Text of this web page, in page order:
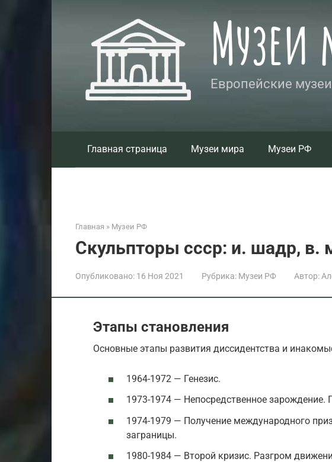
Музеи
Европейские
Главная страница Музеи мира Музеи РФ
Главная » Музеи РФ
Скульпторы ссср: и. шадр, в.
Опубликовано: 16 Ноя 2021 Рубрика: Музеи РФ Автор:
Этапы становления
Основные этапы развития диссидентства и
1964-1972 — Генезис.
1973-1974 — Непосредственное зарождение.
1974-1979 — Получение международного
заграницы.
1980-1984 — Второй кризис. Разгром